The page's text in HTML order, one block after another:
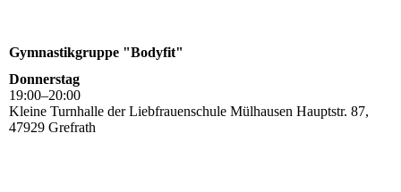
Gymnastikgruppe "Bodyfit"
Donnerstag
19:00–20:00
Kleine Turnhalle der Liebfrauenschule Mülhausen Hauptstr. 87,
47929 Grefrath